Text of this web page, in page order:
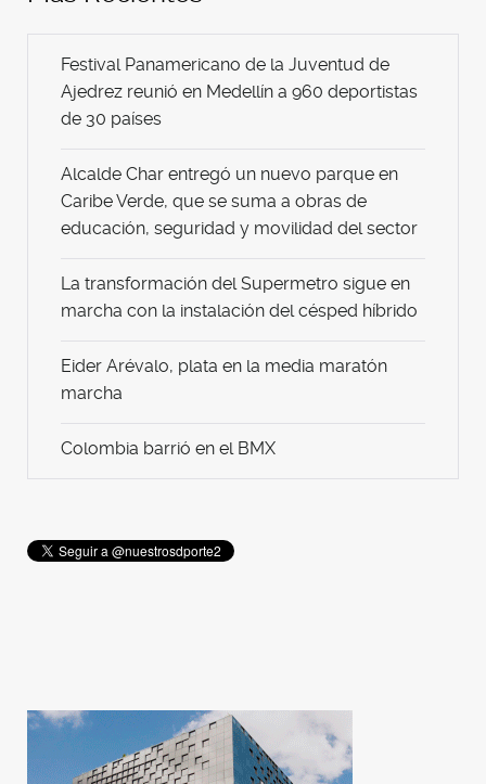
Festival Panamericano de la Juventud de
Ajedrez reunió en Medellín a 960 deportistas
de 30 países
Alcalde Char entregó un nuevo parque en
Caribe Verde, que se suma a obras de
educación, seguridad y movilidad del sector
La transformación del Supermetro sigue en
marcha con la instalación del césped híbrido
Eider Arévalo, plata en la media maratón
marcha
Colombia barrió en el BMX